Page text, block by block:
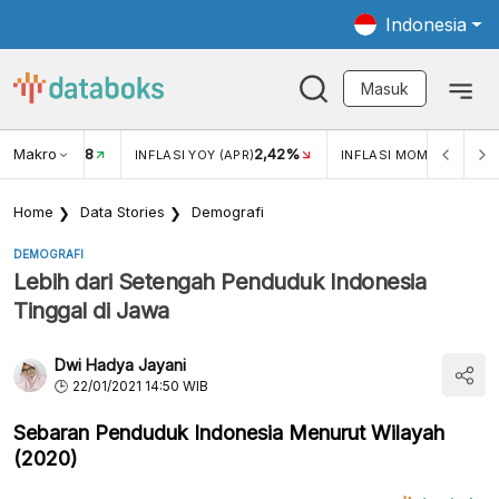
Indonesia
Masuk
Makro
USD/IDR 18 INFLASI YOY (APR)2,42% INFLASI MOM (APR)
Home Data Stories Demografi
DEMOGRAFI
Lebih dari Setengah Penduduk Indonesia
Tinggal di Jawa
Dwi Hadya Jayani
22/01/2021 14:50 WIB
Sebaran Penduduk Indonesia Menurut Wilayah
(2020)